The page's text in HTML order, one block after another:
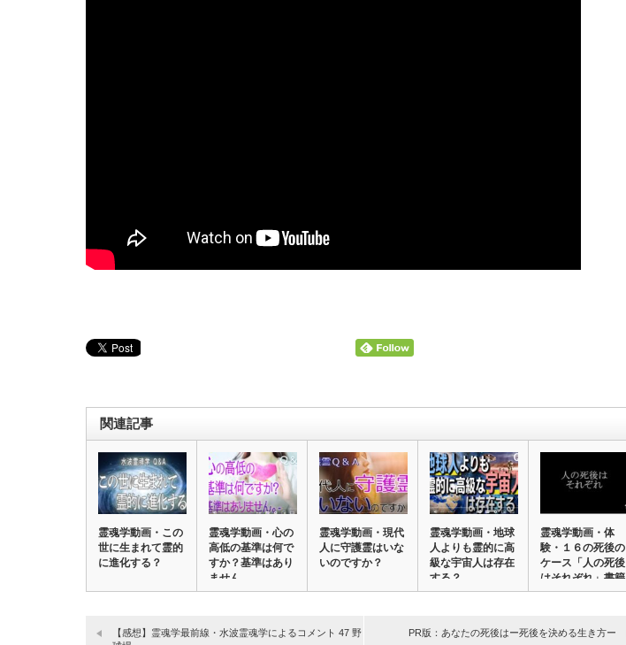
関連記事
霊魂学動画・この
世に生まれて霊的
に進化する？
霊魂学動画・心の
高低の基準は何で
すか？基準はあり
ません。
霊魂学動画・現代
人に守護霊はいな
いのですか？
霊魂学動画・地球
人よりも霊的に高
級な宇宙人は存在
する？
霊魂学動画・体
験・１６の死後の
ケース「人の死後
はそれぞれ」書籍
C…
【感想】霊魂学最前線・水波霊魂学によるコメント 47 野
PR版：あなたの死後はー死後を決める生き方ー